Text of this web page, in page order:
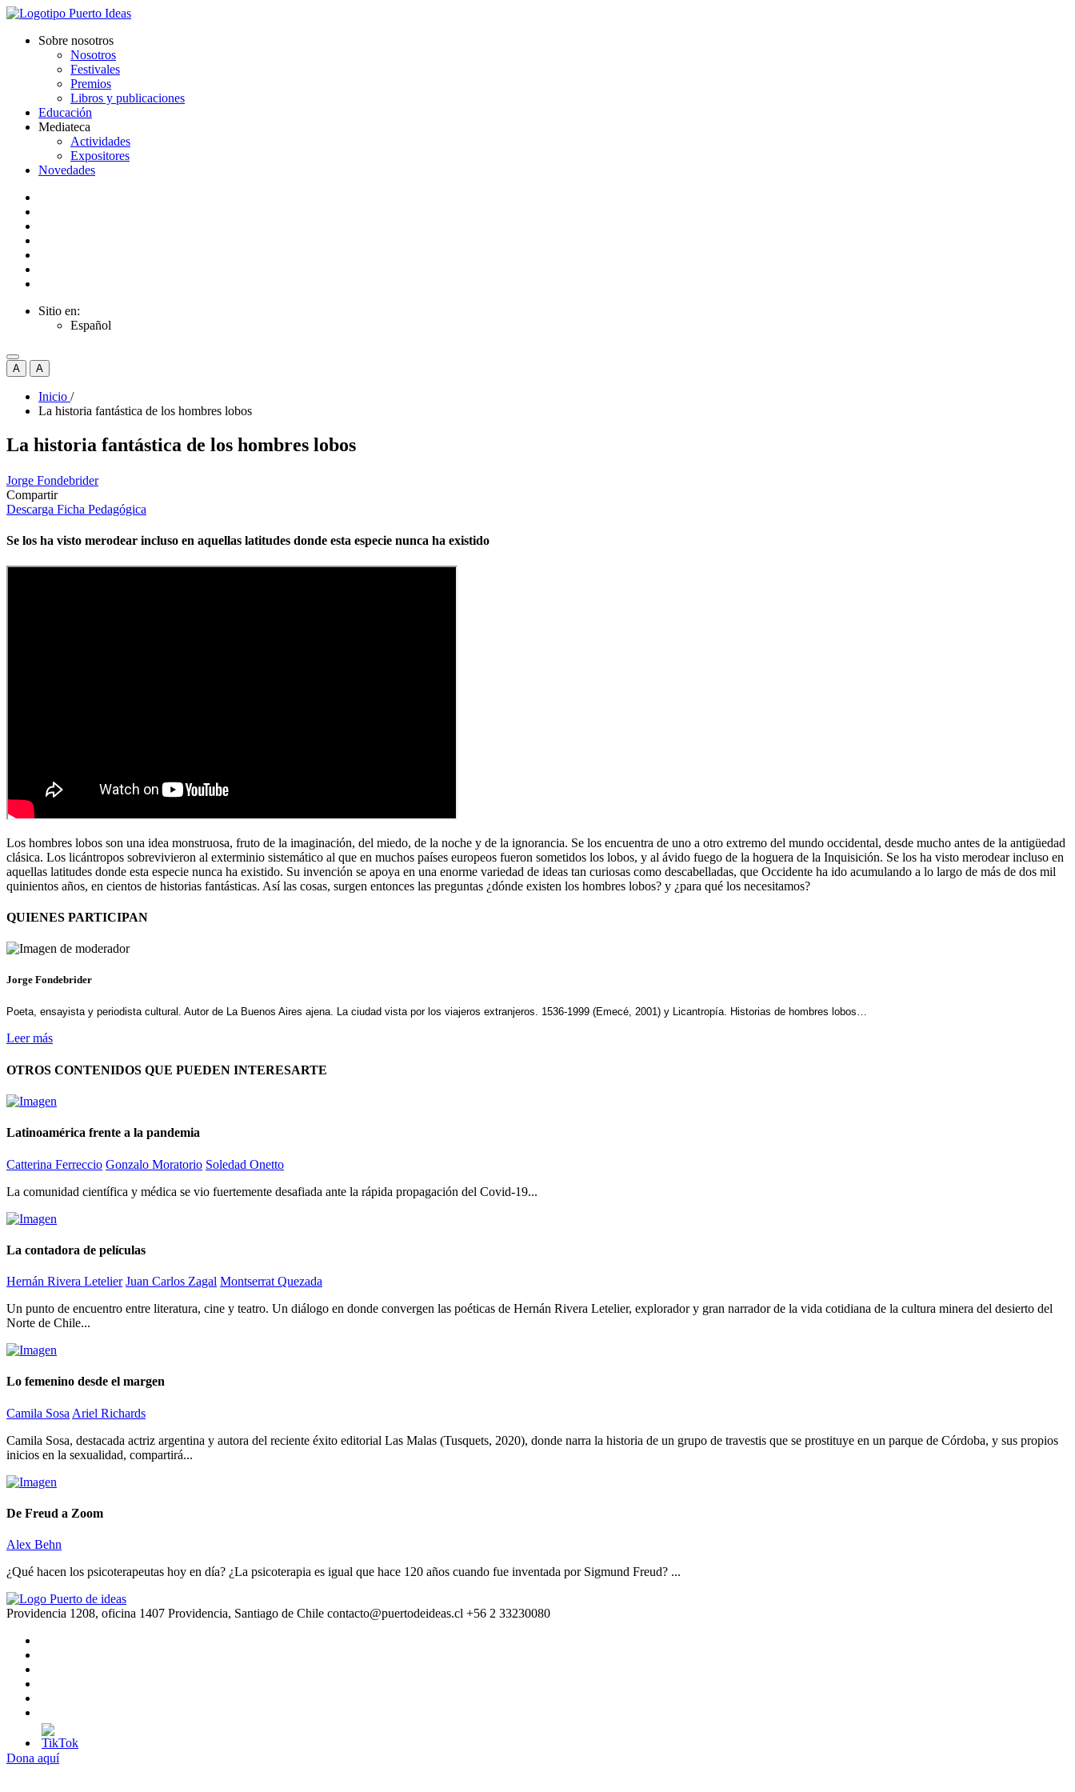
Sobre nosotros
Nosotros
Festivales
Premios
Libros y publicaciones
Educación
Mediateca
Actividades
Expositores
Novedades
Sitio en:
Español
A A
Inicio /
La historia fantástica de los hombres lobos
La historia fantástica de los hombres lobos
Jorge Fondebrider
Compartir
Descarga Ficha Pedagógica
Se los ha visto merodear incluso en aquellas latitudes donde esta especie nunca ha existido
Los hombres lobos son una idea monstruosa, fruto de la imaginación, del miedo, de la noche y de la ignorancia. Se los encuentra de uno a otro extremo del mundo occidental, desde mucho antes de la antigüedad
clásica. Los licántropos sobrevivieron al exterminio sistemático al que en muchos países europeos fueron sometidos los lobos, y al ávido fuego de la hoguera de la Inquisición. Se los ha visto merodear incluso en
aquellas latitudes donde esta especie nunca ha existido. Su invención se apoya en una enorme variedad de ideas tan curiosas como descabelladas, que Occidente ha ido acumulando a lo largo de más de dos mil
quinientos años, en cientos de historias fantásticas. Así las cosas, surgen entonces las preguntas ¿dónde existen los hombres lobos? y ¿para qué los necesitamos?
QUIENES PARTICIPAN
Jorge Fondebrider
Poeta, ensayista y periodista cultural. Autor de La Buenos Aires ajena. La ciudad vista por los viajeros extranjeros. 1536-1999 (Emecé, 2001) y Licantropía. Historias de hombres lobos…
Leer más
OTROS CONTENIDOS QUE PUEDEN INTERESARTE
Latinoamérica frente a la pandemia
Catterina Ferreccio Gonzalo Moratorio Soledad Onetto
La comunidad científica y médica se vio fuertemente desafiada ante la rápida propagación del Covid-19...
La contadora de películas
Hernán Rivera Letelier Juan Carlos Zagal Montserrat Quezada
Un punto de encuentro entre literatura, cine y teatro. Un diálogo en donde convergen las poéticas de Hernán Rivera Letelier, explorador y gran narrador de la vida cotidiana de la cultura minera del desierto del
Norte de Chile...
Lo femenino desde el margen
Camila Sosa Ariel Richards
Camila Sosa, destacada actriz argentina y autora del reciente éxito editorial Las Malas (Tusquets, 2020), donde narra la historia de un grupo de travestis que se prostituye en un parque de Córdoba, y sus propios
inicios en la sexualidad, compartirá...
De Freud a Zoom
Alex Behn
¿Qué hacen los psicoterapeutas hoy en día? ¿La psicoterapia es igual que hace 120 años cuando fue inventada por Sigmund Freud? ...
Providencia 1208, oficina 1407 Providencia, Santiago de Chile contacto@puertodeideas.cl +56 2 33230080
Dona aquí